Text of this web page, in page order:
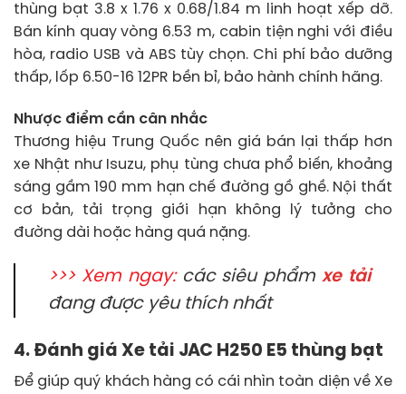
thùng bạt 3.8 x 1.76 x 0.68/1.84 m linh hoạt xếp dỡ.
Bán kính quay vòng 6.53 m, cabin tiện nghi với điều
hòa, radio USB và ABS tùy chọn. Chi phí bảo dưỡng
thấp, lốp 6.50-16 12PR bền bỉ, bảo hành chính hãng.
Nhược điểm cần cân nhắc
Thương hiệu Trung Quốc nên giá bán lại thấp hơn
xe Nhật như Isuzu, phụ tùng chưa phổ biến, khoảng
sáng gầm 190 mm hạn chế đường gồ ghề. Nội thất
cơ bản, tải trọng giới hạn không lý tưởng cho
đường dài hoặc hàng quá nặng.
>>> Xem ngay:các siêu phẩmxe tải
đang được yêu thích nhất
4. Đánh giá Xe tải JAC H250 E5 thùng bạt
Để giúp quý khách hàng có cái nhìn toàn diện về Xe